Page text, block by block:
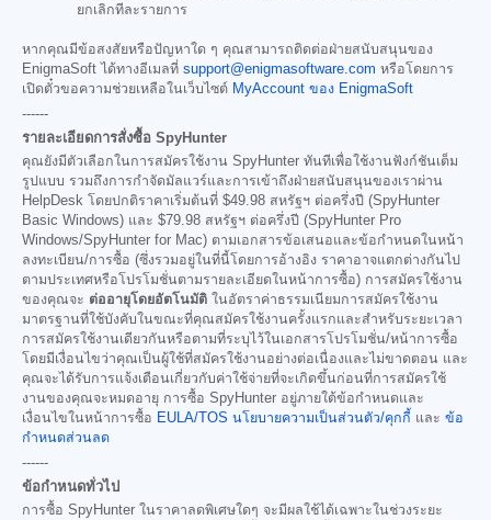
ยกเลิกทีละรายการ
หากคุณมีข้อสงสัยหรือปัญหาใด ๆ คุณสามารถติดต่อฝ่ายสนับสนุนของ
EnigmaSoft ได้ทางอีเมลที่ support@enigmasoftware.com หรือโดยการ
เปิดตั๋วขอความช่วยเหลือในเว็บไซต์ MyAccount ของ EnigmaSoft
------
รายละเอียดการสั่งซื้อ SpyHunter
คุณยังมีตัวเลือกในการสมัครใช้งาน SpyHunter ทันทีเพื่อใช้งานฟังก์ชันเต็ม
รูปแบบ รวมถึงการกำจัดมัลแวร์และการเข้าถึงฝ่ายสนับสนุนของเราผ่าน
HelpDesk โดยปกติราคาเริ่มต้นที่ $49.98 สหรัฐฯ ต่อครึ่งปี (SpyHunter
Basic Windows) และ $79.98 สหรัฐฯ ต่อครึ่งปี (SpyHunter Pro
Windows/SpyHunter for Mac) ตามเอกสารข้อเสนอและข้อกำหนดในหน้า
ลงทะเบียน/การซื้อ (ซึ่งรวมอยู่ในที่นี้โดยการอ้างอิง ราคาอาจแตกต่างกันไป
ตามประเทศหรือโปรโมชั่นตามรายละเอียดในหน้าการซื้อ) การสมัครใช้งาน
ของคุณจะ ต่ออายุโดยอัตโนมัติ ในอัตราค่าธรรมเนียมการสมัครใช้งาน
มาตรฐานที่ใช้บังคับในขณะที่คุณสมัครใช้งานครั้งแรกและสำหรับระยะเวลา
การสมัครใช้งานเดียวกันหรือตามที่ระบุไว้ในเอกสารโปรโมชั่น/หน้าการซื้อ
โดยมีเงื่อนไขว่าคุณเป็นผู้ใช้ที่สมัครใช้งานอย่างต่อเนื่องและไม่ขาดตอน และ
คุณจะได้รับการแจ้งเตือนเกี่ยวกับค่าใช้จ่ายที่จะเกิดขึ้นก่อนที่การสมัครใช้
งานของคุณจะหมดอายุ การซื้อ SpyHunter อยู่ภายใต้ข้อกำหนดและ
เงื่อนไขในหน้าการซื้อ EULA/TOS นโยบายความเป็นส่วนตัว/คุกกี้ และ ข้อ
กำหนดส่วนลด
------
ข้อกำหนดทั่วไป
การซื้อ SpyHunter ในราคาลดพิเศษใดๆ จะมีผลใช้ได้เฉพาะในช่วงระยะ